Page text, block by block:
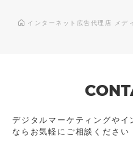
インターネット広告代理店 メデ
デジタルマーケティングやイ
ならお気軽にご相談ください